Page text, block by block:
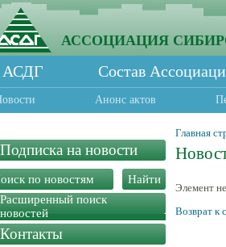
АССОЦИАЦИЯ
АСДГ Состав
Анонс актов
Подписка на новости
Расширенный поиск
новостей
Контакты
Главная
Элемент
Возврат к